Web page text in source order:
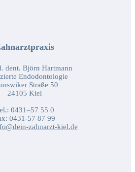
dent. Björn Hartmann
Endodontologie
Straße 50
24105 Kiel
0431–57 55 0
0431-57 87 99
zahnarzt-kiel.de